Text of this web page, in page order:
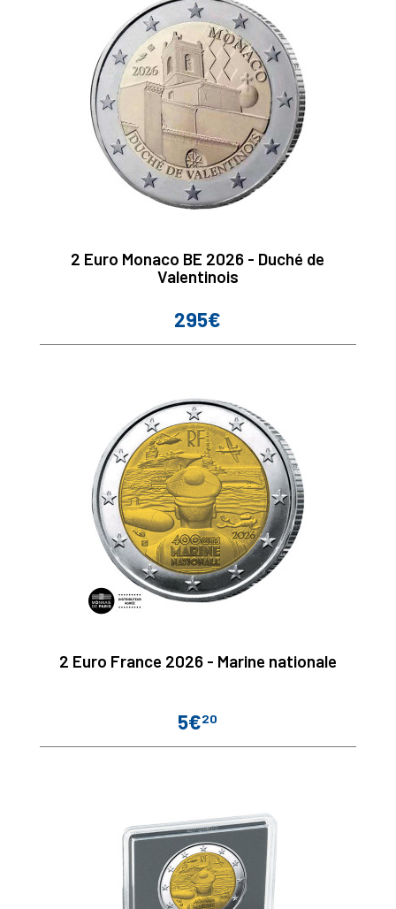
2 Euro Monaco BE 2026 - Duché de
Valentinois
Prix
295€
2 Euro France 2026 - Marine nationale
Prix
5€20